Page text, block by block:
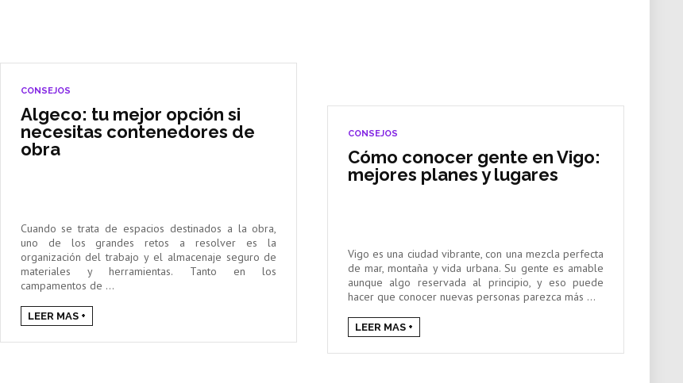
CONSEJOS
Algeco: tu mejor opción si
necesitas contenedores de
obra
Cuando se trata de espacios destinados a la obra,
uno de los grandes retos a resolver es la
organización del trabajo y el almacenaje seguro de
materiales y herramientas. Tanto en los
campamentos de ...
LEER MAS +
CONSEJOS
Cómo conocer gente en Vigo:
mejores planes y lugares
Vigo es una ciudad vibrante, con una mezcla perfecta
de mar, montaña y vida urbana. Su gente es amable
aunque algo reservada al principio, y eso puede
hacer que conocer nuevas personas parezca más ...
LEER MAS +